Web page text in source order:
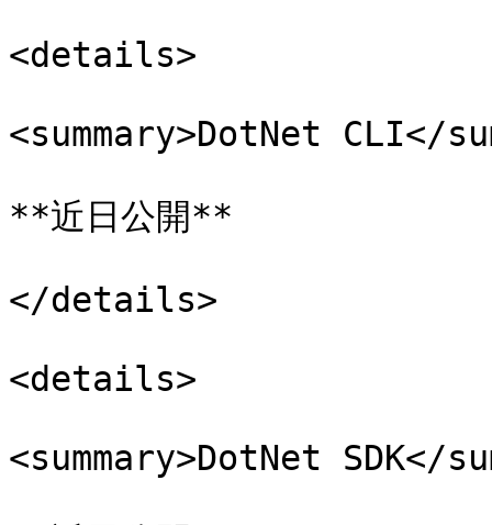
<details>
<summary>DotNet CLI</
**近日公開**
</details>
<details>
<summary>DotNet SDK</